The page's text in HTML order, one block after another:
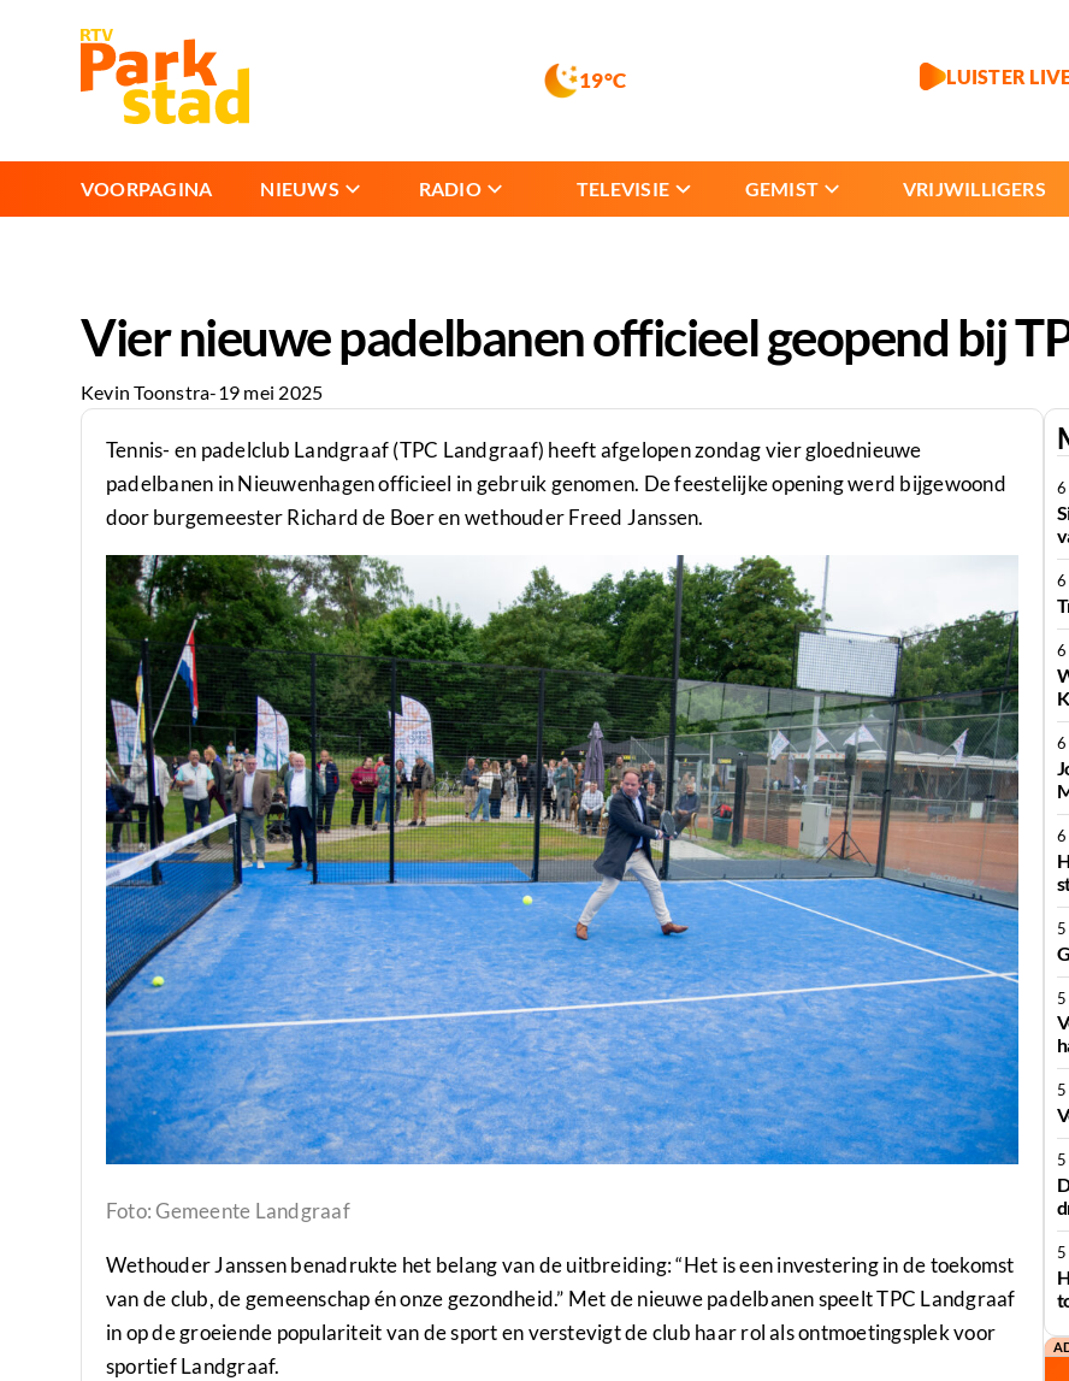
19°C LUISTER
VOORPAGINA NIEUWS RADIO TELEVISIE GEMIST VRIJWILLIGERS
Vier nieuwe padelbanen officieel geopend bij
Kevin Toonstra-19 mei 2025
Tennis- en padelclub Landgraaf (TPC Landgraaf) heeft afgelopen zondag vier gloednieuwe
padelbanen in Nieuwenhagen officieel in gebruik genomen. De feestelijke opening werd bijgewoond
door burgemeester Richard de Boer en wethouder Freed Janssen.
Foto: Gemeente Landgraaf
Wethouder Janssen benadrukte het belang van de uitbreiding: “Het is een investering in de toekomst
van de club, de gemeenschap én onze gezondheid.” Met de nieuwe padelbanen speelt TPC Landgraaf
in op de groeiende populariteit van de sport en verstevigt de club haar rol als ontmoetingsplek voor
sportief Landgraaf.
6
6
6
6
6